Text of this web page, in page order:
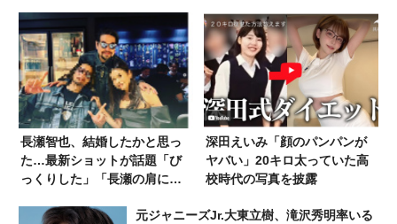
長瀬智也、結婚したかと思っ
た…最新ショットが話題「び
っくりした」「長瀬の肩に置
深田えいみ「顔のパンパンが
ヤバい」20キロ太っていた高
校時代の写真を披露
元ジャニーズJr.大東立樹、滝沢秀明率いる